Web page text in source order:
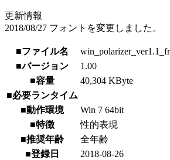
更新情報
2018/08/27 フォントを変更しました。
■ファイル名
■バージョン
1.00
■容量
40,304 KByte
■必要ランタイム
■動作環境
Win 7 64bit
■特徴
性的表現
■推奨年齢
全年齢
■登録日
2018-08-26